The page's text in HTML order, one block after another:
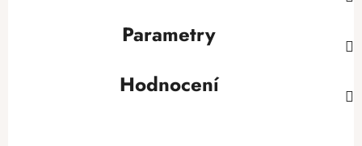
Parametry
Hodnocení